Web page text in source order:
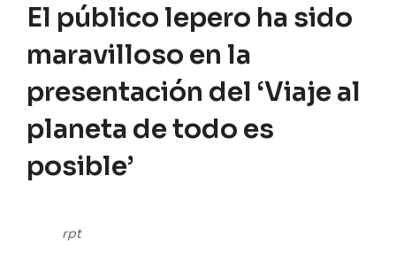
El público lepero ha sido
maravilloso en la
presentación del ‘Viaje al
planeta de todo es
posible’
rpt